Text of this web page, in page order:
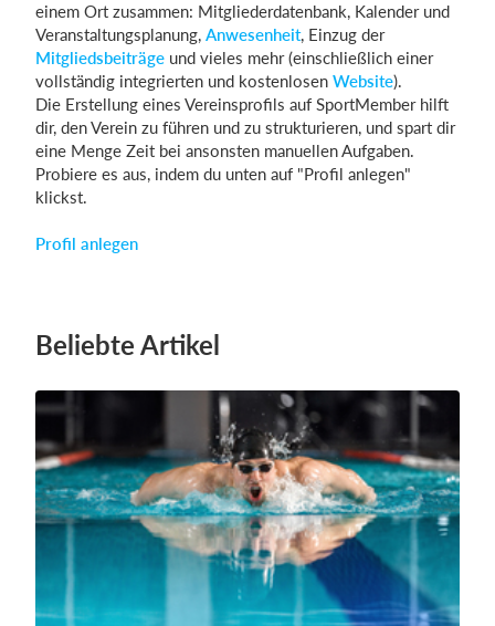
einem Ort zusammen: Mitgliederdatenbank, Kalender und
Veranstaltungsplanung, Anwesenheit, Einzug der
Mitgliedsbeiträge und vieles mehr (einschließlich einer
vollständig integrierten und kostenlosen Website).
Die Erstellung eines Vereinsprofils auf SportMember hilft
dir, den Verein zu führen und zu strukturieren, und spart dir
eine Menge Zeit bei ansonsten manuellen Aufgaben.
Probiere es aus, indem du unten auf "Profil anlegen"
klickst.
Profil anlegen
Beliebte Artikel